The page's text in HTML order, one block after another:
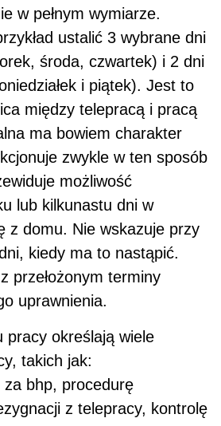
w pełnym wymiarze.
ustalić 3 wybrane dni
środa, czwartek) i 2 dni
i piątek). Jest to
między telepracą i pracą
ma bowiem charakter
zwykle w ten sposób
możliwość
lub kilkunastu dni w
z domu. Nie wskazuje przy
kiedy ma to nastąpić.
przełożonym terminy
uprawnienia.
pracy określają wiele
takich jak:
za bhp, procedurę
z telepracy, kontrolę